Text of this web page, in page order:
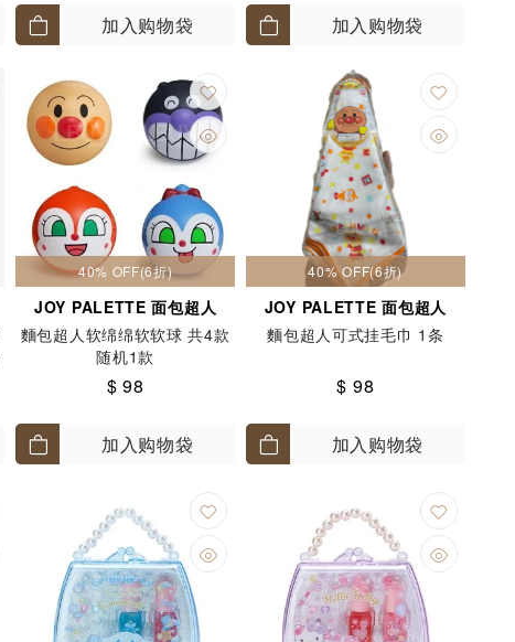
加入购物袋 加入购物袋
40% OFF(6折)
JOY PALETTE 面包超人
麵包超人软绵绵软软球 共4款
随机1款
$ 98
加入购物袋
40% OFF(6折)
JOY PALETTE 面包超人
麵包超人可式挂毛巾 1条
$ 98
加入购物袋